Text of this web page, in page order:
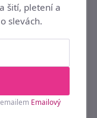
šití, pletení a
slevách.
Emailový